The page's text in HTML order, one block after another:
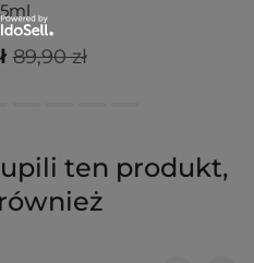
89,90 zł
ten produkt,